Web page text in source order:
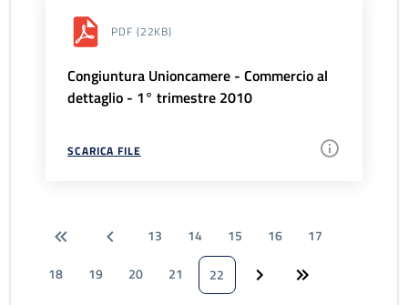
PDF (22KB)
Congiuntura Unioncamere - Commercio al
dettaglio - 1° trimestre 2010
SCARICA FILE
13 14 15 16
17
18
19 20 21 22